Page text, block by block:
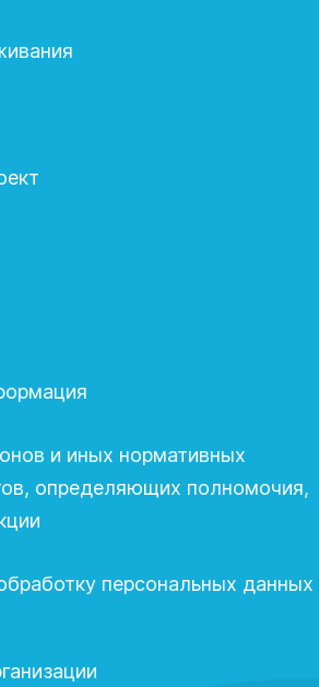
и иных нормативных
определяющих полномочия,
персональных данных